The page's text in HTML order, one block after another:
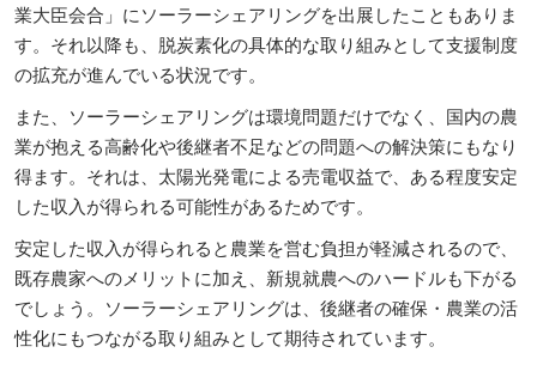
業大臣会合」にソーラーシェアリングを出展したこともありま
す。それ以降も、脱炭素化の具体的な取り組みとして支援制度
の拡充が進んでいる状況です。
また、ソーラーシェアリングは環境問題だけでなく、国内の農
業が抱える高齢化や後継者不足などの問題への解決策にもなり
得ます。それは、太陽光発電による売電収益で、ある程度安定
した収入が得られる可能性があるためです。
安定した収入が得られると農業を営む負担が軽減されるので、
既存農家へのメリットに加え、新規就農へのハードルも下がる
でしょう。ソーラーシェアリングは、後継者の確保・農業の活
性化にもつながる取り組みとして期待されています。